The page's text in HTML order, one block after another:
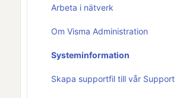
Arbeta i nätverk
Om Visma Administration
Systeminformation
Skapa supportfil till vår Support